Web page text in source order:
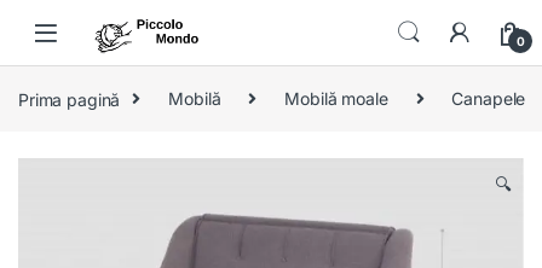
0
Prima pagină Mobilă Mobilă moale Canapele
🔍